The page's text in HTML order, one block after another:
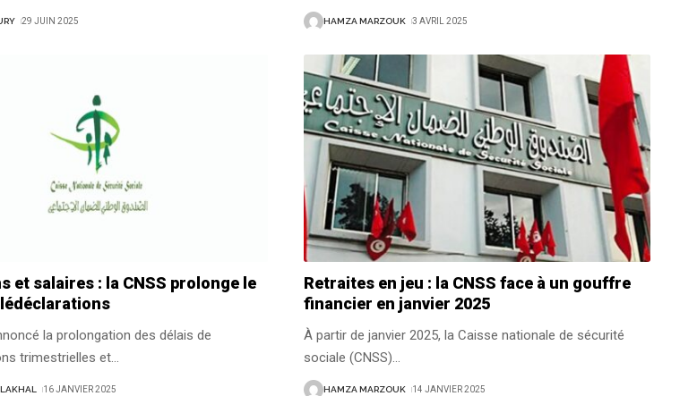
29 JUIN 2025 HAMZA MARZOUK 3 AVRIL 2025
et salaires : la CNSS prolonge le
la prolongation des délais de
trimestrielles et…
LAKHAL 16 JANVIER 2025
Retraites en jeu : la CNSS face à un gouffre
financier en janvier 2025
À partir de janvier 2025, la Caisse nationale de sécurité
sociale (CNSS)…
HAMZA MARZOUK 14 JANVIER 2025